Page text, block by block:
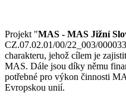
Projekt "MAS - MAS Jižní
CZ.07.02.01/00/22_003/
charakteru, jehož cílem je
MAS. Dále jsou díky němu
potřebné pro výkon činnosti
Evropskou unií.